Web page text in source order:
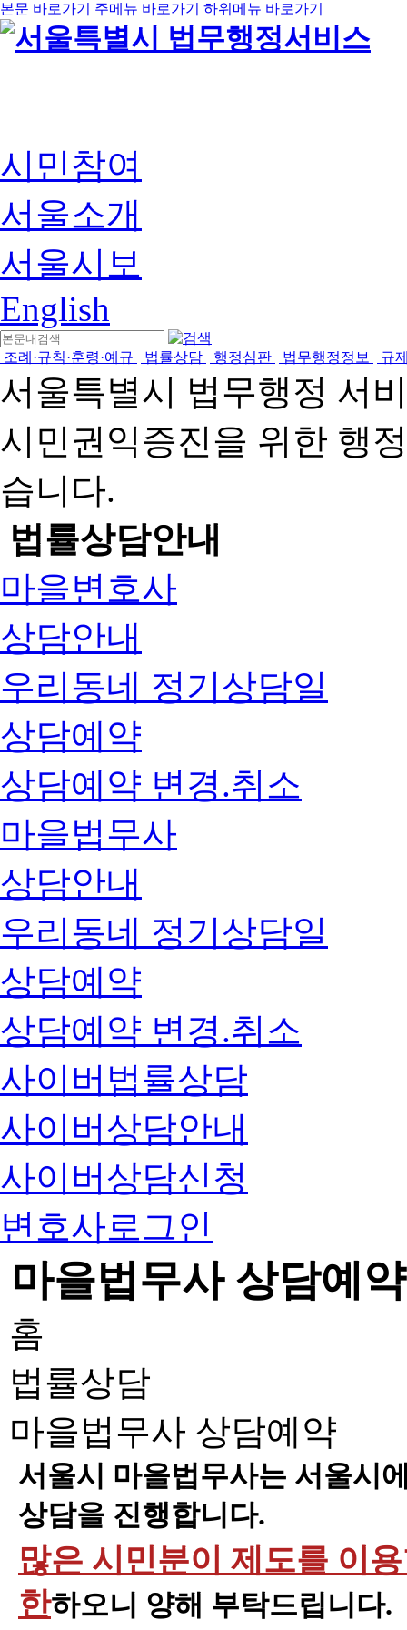
본문 바로가기 주메뉴 바로가기 하위메뉴 바로가기
시민참여
서울소개
서울시보
English
조례·규칙·훈령·예규 법률상담 행정심판 법무행정정보 규
서울특별시 법무행정 서
시민권익증진을 위한 행
습니다.
법률상담안내
마을변호사
상담안내
우리동네 정기상담일
상담예약
상담예약 변경.취소
마을법무사
상담안내
우리동네 정기상담일
상담예약
상담예약 변경.취소
사이버법률상담
사이버상담안내
사이버상담신청
변호사로그인
마을법무사 상담예약
홈
법률상담
마을법무사 상담예약
서울시 마을법무사는 서울시
상담을 진행합니다.
많은 시민분이 제도를 이
한하오니 양해 부탁드립니다.